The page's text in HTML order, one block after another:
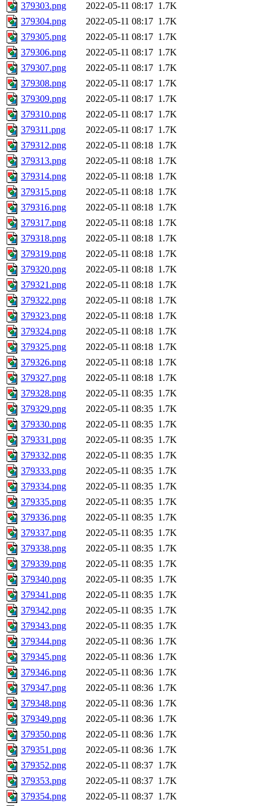
379303.png
2022-05-11 08:17 1.7K
379304.png
2022-05-11 08:17 1.7K
379305.png
2022-05-11 08:17 1.7K
379306.png
2022-05-11 08:17 1.7K
379307.png
2022-05-11 08:17 1.7K
379308.png
2022-05-11 08:17 1.7K
379309.png
2022-05-11 08:17 1.7K
379310.png
2022-05-11 08:17 1.7K
379311.png
2022-05-11 08:17 1.7K
379312.png
2022-05-11 08:18 1.7K
379313.png
2022-05-11 08:18 1.7K
379314.png
2022-05-11 08:18 1.7K
379315.png
2022-05-11 08:18 1.7K
379316.png
2022-05-11 08:18 1.7K
379317.png
2022-05-11 08:18 1.7K
379318.png
2022-05-11 08:18 1.7K
379319.png
2022-05-11 08:18 1.7K
379320.png
2022-05-11 08:18 1.7K
379321.png
2022-05-11 08:18 1.7K
379322.png
2022-05-11 08:18 1.7K
379323.png
2022-05-11 08:18 1.7K
379324.png
2022-05-11 08:18 1.7K
379325.png
2022-05-11 08:18 1.7K
379326.png
2022-05-11 08:18 1.7K
379327.png
2022-05-11 08:18 1.7K
379328.png
2022-05-11 08:35 1.7K
379329.png
2022-05-11 08:35 1.7K
379330.png
2022-05-11 08:35 1.7K
379331.png
2022-05-11 08:35 1.7K
379332.png
2022-05-11 08:35 1.7K
379333.png
2022-05-11 08:35 1.7K
379334.png
2022-05-11 08:35 1.7K
379335.png
2022-05-11 08:35 1.7K
379336.png
2022-05-11 08:35 1.7K
379337.png
2022-05-11 08:35 1.7K
379338.png
2022-05-11 08:35 1.7K
379339.png
2022-05-11 08:35 1.7K
379340.png
2022-05-11 08:35 1.7K
379341.png
2022-05-11 08:35 1.7K
379342.png
2022-05-11 08:35 1.7K
379343.png
2022-05-11 08:35 1.7K
379344.png
2022-05-11 08:36 1.7K
379345.png
2022-05-11 08:36 1.7K
379346.png
2022-05-11 08:36 1.7K
379347.png
2022-05-11 08:36 1.7K
379348.png
2022-05-11 08:36 1.7K
379349.png
2022-05-11 08:36 1.7K
379350.png
2022-05-11 08:36 1.7K
379351.png
2022-05-11 08:36 1.7K
379352.png
2022-05-11 08:37 1.7K
379353.png
2022-05-11 08:37 1.7K
379354.png
2022-05-11 08:37 1.7K